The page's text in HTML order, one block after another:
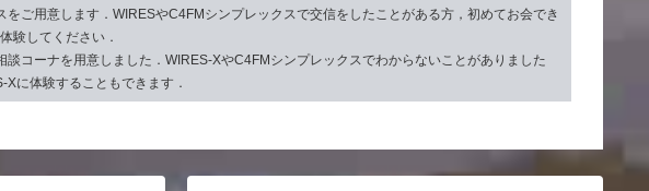
ご用意します．WIRESやC4FMシンプレックスで交信をしたことがある方，初めてお会でき
験してください．
談コーナを用意しました．WIRES-XやC4FMシンプレックスでわからないことがありました
に体験することもできます．